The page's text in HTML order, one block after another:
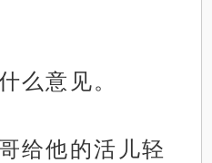
么意见。
给他的活儿轻